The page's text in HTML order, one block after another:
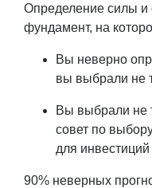
Определение силы и
фундамент, на
Вы неверно
вы выбрали не
Вы выбрали не
совет по
для
90% неверных